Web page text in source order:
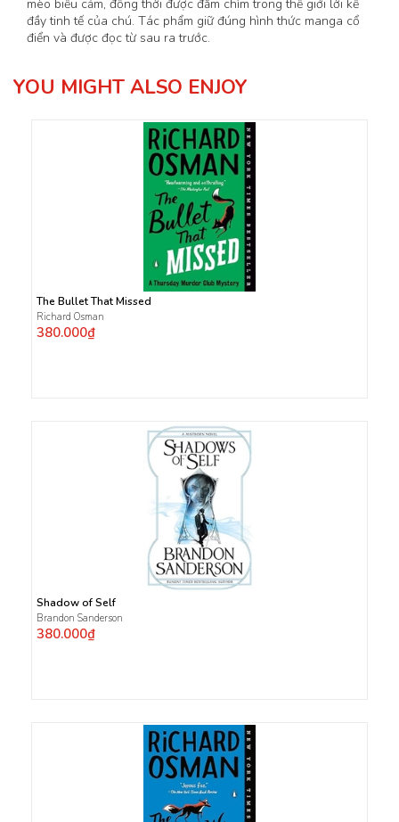
mèo biểu cảm, đồng thời được đắm chìm trong thế giới lời kể
đầy tinh tế của chú. Tác phẩm giữ đúng hình thức manga cổ
điển và được đọc từ sau ra trước.
YOU MIGHT ALSO ENJOY
The Bullet That Missed
Richard Osman
380.000₫
Shadow of Self
Brandon Sanderson
380.000₫